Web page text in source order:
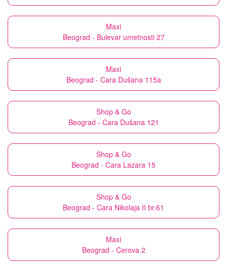
Maxi
Beograd - Bulevar umetnosti 27
Maxi
Beograd - Cara Dušana 115a
Shop & Go
Beograd - Cara Dušana 121
Shop & Go
Beograd - Cara Lazara 15
Shop & Go
Beograd - Cara Nikolaja II br.61
Maxi
Beograd - Cerova 2